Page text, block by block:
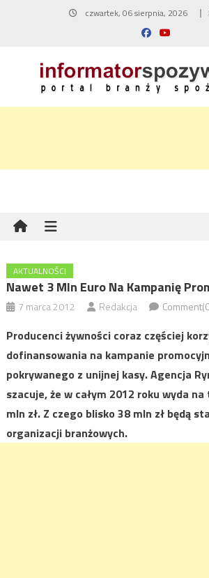
czwartek, 06 sierpnia, 2026
AKTUALNOŚCI
Nawet 3 Mln Euro Na Kampanię
7 marca 2012 Redakcja
Producenci żywności coraz częściej
dofinansowania na kampanie
pokrywanego z unijnej kasy. Agencja
szacuje, że w całym 2012 roku wyda
mln zł. Z czego blisko 38 mln zł będą
organizacji branżowych.